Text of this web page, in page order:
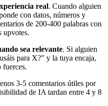
real. Cuando alguien
con datos, números y
de 200-400 palabras con
upvotes.
sea relevante. Si alguien
para X?" y la tuya encaja,
fuerces.
3-5 comentarios útiles por
de IA tardan entre 4 y 8